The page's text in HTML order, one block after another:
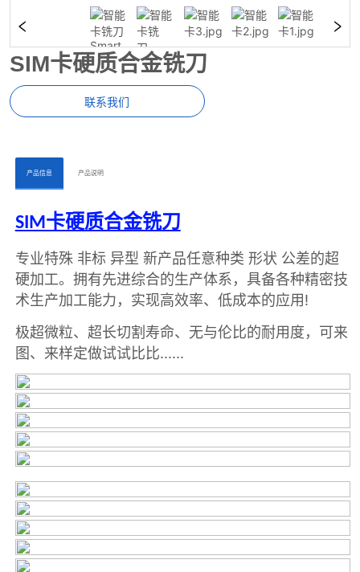
SIM卡硬质合金铣刀
联系我们
ㅤㅤ产品信息ㅤㅤ ㅤㅤ产品说明ㅤㅤ